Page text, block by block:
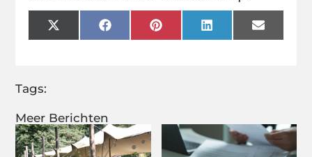
Meer Berichten
X
(Twitter)
FacebookPinterestLinkedInEmail
Tags: